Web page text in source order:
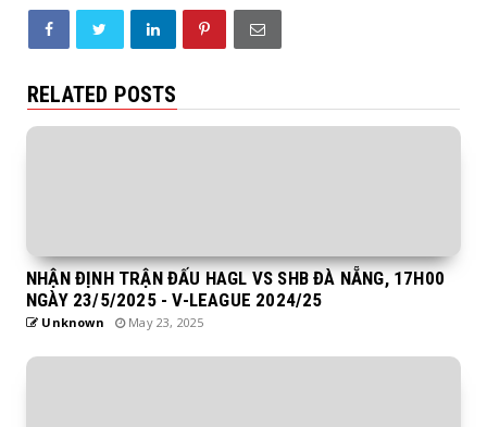
RELATED POSTS
NHẬN ĐỊNH TRẬN ĐẤU HAGL VS SHB ĐÀ NẴNG, 17H00
NGÀY 23/5/2025 - V-LEAGUE 2024/25
Unknown May 23, 2025